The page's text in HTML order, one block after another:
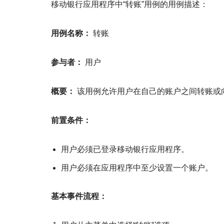
移动银行应用程序中“转账”用例的用例描述：
用例名称： 转账
参与者： 用户
概要： 该用例允许用户在自己的账户之间转账或
前置条件：
用户必须已登录移动银行应用程序。
用户必须在应用程序中至少设置一个账户。
基本事件流程：